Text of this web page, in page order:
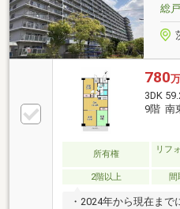
総
780
3DK
9階 南
所有権
リフ
2階以上 間
・2024年から現在ま